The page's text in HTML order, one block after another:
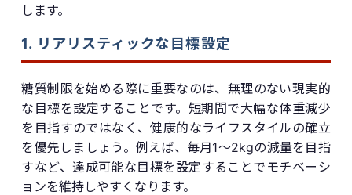
します。
1. リアリスティックな目標設定
糖質制限を始める際に重要なのは、無理のない現実的
な目標を設定することです。短期間で大幅な体重減少
を目指すのではなく、健康的なライフスタイルの確立
を優先しましょう。例えば、毎月1〜2kgの減量を目指
すなど、達成可能な目標を設定することでモチベーシ
ョンを維持しやすくなります。